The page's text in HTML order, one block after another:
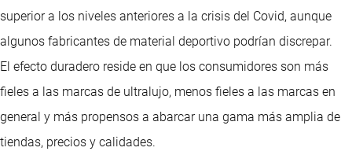
superior a los niveles anteriores a la crisis del Covid, aunque
algunos fabricantes de material deportivo podrían discrepar.
El efecto duradero reside en que los consumidores son más
fieles a las marcas de ultralujo, menos fieles a las marcas en
general y más propensos a abarcar una gama más amplia de
tiendas, precios y calidades.